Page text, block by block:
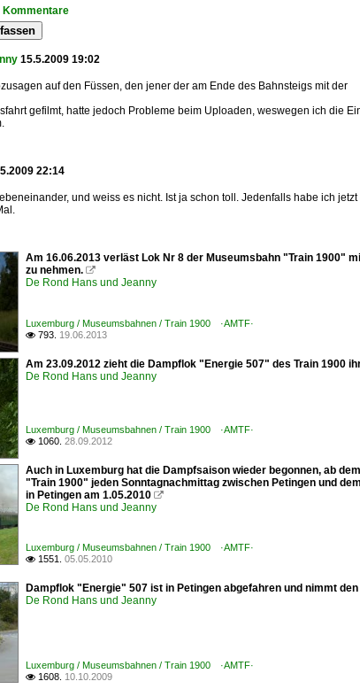
Kommentare
15.5.2009 19:02
auf den Füssen, den jener der am Ende des Bahnsteigs mit der
gefilmt, hatte jedoch Probleme beim Uploaden, weswegen ich die
22:14
und weiss es nicht. Ist ja schon toll. Jedenfalls habe ich
Am 16.06.2013 verläst Lok Nr 8 der Museumsbahn "Train 1900"
zu nehmen. 
De Rond Hans und Jeanny
Luxemburg / Museumsbahnen / Train 1900 ·AMTF·
 793. 19.06.2013
Am 23.09.2012 zieht die Dampflok "Energie 507" des Train 1900
De Rond Hans und Jeanny
Luxemburg / Museumsbahnen / Train 1900 ·AMTF·
 1060. 28.09.2012
Auch in Luxemburg hat die Dampfsaison wieder begonnen, ab
"Train 1900" jeden Sonntagnachmittag zwischen Petingen und
in Petingen am 1.05.2010 
De Rond Hans und Jeanny
Luxemburg / Museumsbahnen / Train 1900 ·AMTF·
 1551. 05.05.2010
Dampflok "Energie" 507 ist in Petingen abgefahren und nimmt
De Rond Hans und Jeanny
Luxemburg / Museumsbahnen / Train 1900 ·AMTF·
 1608. 10.10.2009